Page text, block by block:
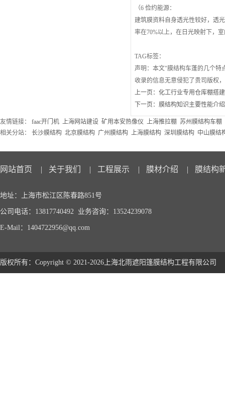
（6 俭约能源：
建筑膜资料自身透光性较好，透
率在70%以上，在日光映射下，
TAG标签：
声明：本文"膜结构车蓬的几个特
收录的信息无意侵犯了贵司版权
上一页：化工行业专用仓库棚搭
下一页：膜结构知识主要性能介
友情链接： faac开门机 上海网站建设 矿用本安热像仪 上海推拉棚 苏州膜结构车棚
相关分站： 长沙膜结构 北京膜结构 广州膜结构 上海膜结构 深圳膜结构 中山膜结
网站首页 | 关于我们 | 工程展示 | 膜材介绍 | 膜结构
地址：上海市松江区陈春路851号
公司电话：13817740492 业务咨询：13524239078
E-Mail：1404722956@qq.com
版权所有：Copyright © 2021-2026上海北雨遮阳篷膜结构工程有限公司